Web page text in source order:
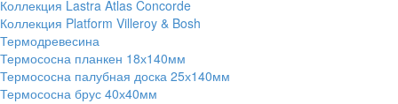
Коллекция Lastra Atlas Concorde
Коллекция Platform Villeroy & Bosh
Термодревесина
Термососна планкен 18х140мм
Термососна палубная доска 25х140мм
Термососна брус 40х40мм